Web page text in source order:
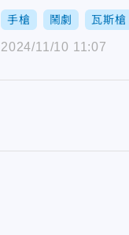
手槍 鬧劇 瓦斯槍
2024/11/10 11:07